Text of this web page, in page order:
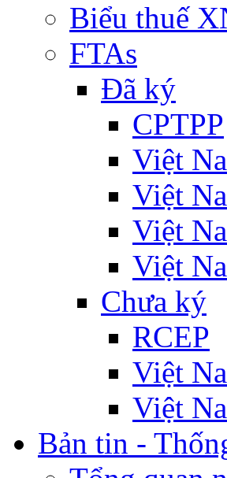
Biểu thuế
FTAs
Đã ký
CPTPP
Việt
Việt
Việt
Việt
Chưa ký
RCEP
Việt
Việt
Bản tin -